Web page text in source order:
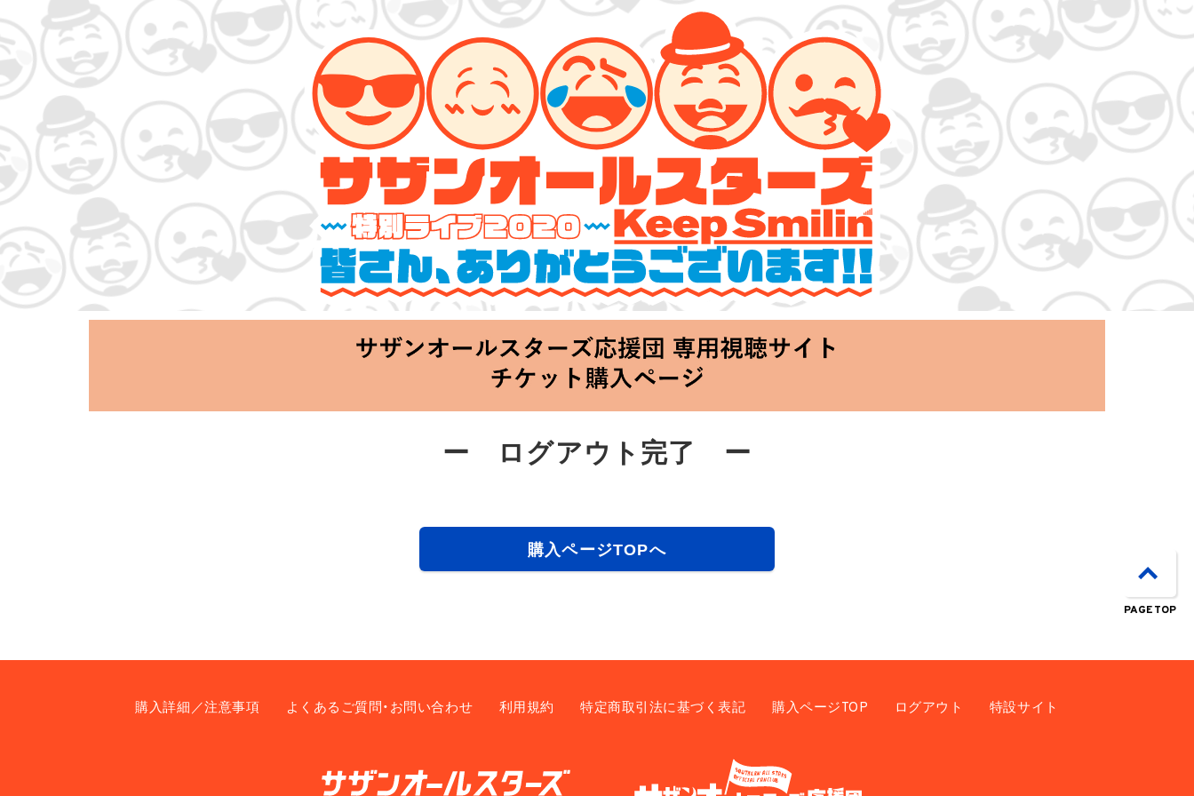
サザンオールスターズ 特別ライブ 2020
「Keep Smilin’～皆さん、ありがとうございます!!～」
2020.06.25 Thu 20:00 Start at 横浜アリーナ
ー ログアウト完了 ー
購入ページTOPへ
購入詳細／注意事項 よくあるご質問・お問い合わせ 利用規約 特定商取引法に基づく表記 購入ページTOP ログアウト 特設サイト
PAGE TOP